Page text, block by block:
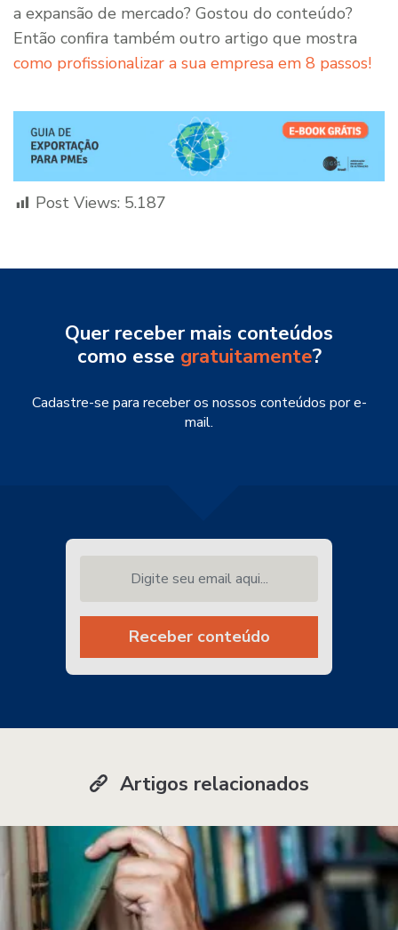
a expansão de mercado? Gostou do conteúdo?
Então confira também outro artigo que mostra
como profissionalizar a sua empresa em 8 passos!
Post Views: 5.187
Quer receber mais conteúdos
como esse gratuitamente?
Cadastre-se para receber os nossos conteúdos por e-
mail.
Receber conteúdo
Artigos relacionados